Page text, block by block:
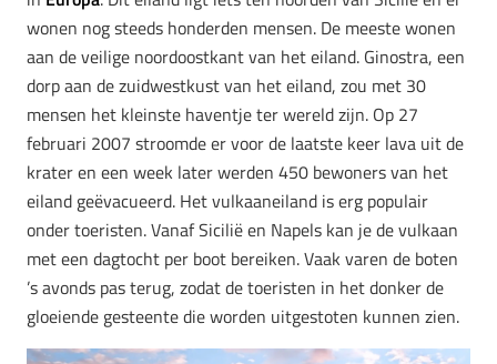
wonen nog steeds honderden mensen. De meeste wonen
aan de veilige noordoostkant van het eiland. Ginostra, een
dorp aan de zuidwestkust van het eiland, zou met 30
mensen het kleinste haventje ter wereld zijn. Op 27
februari 2007 stroomde er voor de laatste keer lava uit de
krater en een week later werden 450 bewoners van het
eiland geëvacueerd. Het vulkaaneiland is erg populair
onder toeristen. Vanaf Sicilië en Napels kan je de vulkaan
met een dagtocht per boot bereiken. Vaak varen de boten
’s avonds pas terug, zodat de toeristen in het donker de
gloeiende gesteente die worden uitgestoten kunnen zien.